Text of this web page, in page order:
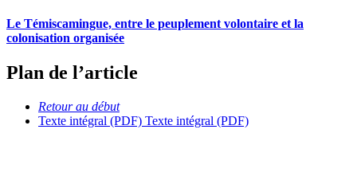
Le Témiscamingue, entre le peuplement volontaire et la
colonisation organisée
Plan de l’article
Retour au début
Texte intégral (PDF) Texte intégral (PDF)